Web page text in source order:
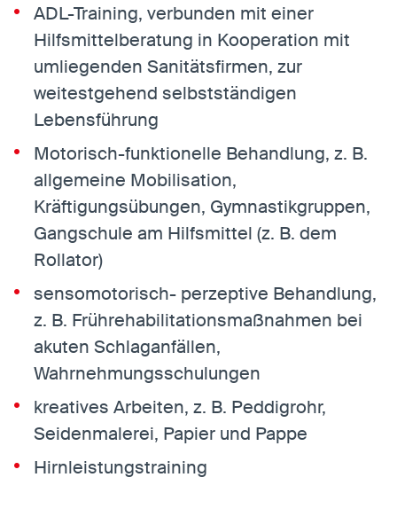
ADL-Training, verbunden mit einer
Hilfsmittelberatung in Kooperation mit
umliegenden Sanitätsfirmen, zur
weitestgehend selbstständigen
Lebensführung
Motorisch-funktionelle Behandlung, z. B.
allgemeine Mobilisation,
Kräftigungsübungen, Gymnastikgruppen,
Gangschule am Hilfsmittel (z. B. dem
Rollator)
sensomotorisch- perzeptive Behandlung,
z. B. Frührehabilitationsmaßnahmen bei
akuten Schlaganfällen,
Wahrnehmungsschulungen
kreatives Arbeiten, z. B. Peddigrohr,
Seidenmalerei, Papier und Pappe
Hirnleistungstraining